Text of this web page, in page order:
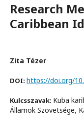
Research
Caribbean
Zita Tézer
DOI: https://doi.org/
Kulcsszavak: Kuba
Államok Szövetsége,